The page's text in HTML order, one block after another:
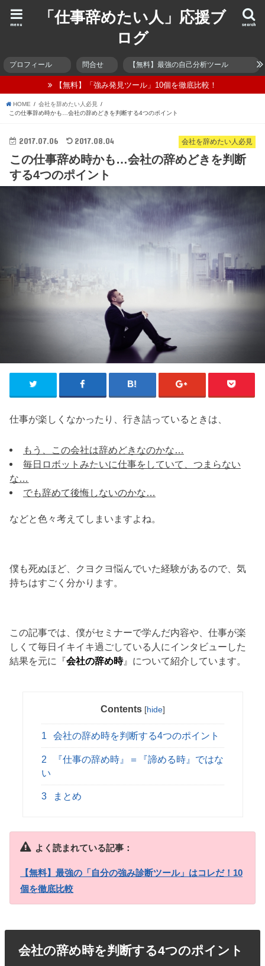
「仕事辞めたい人」応援ブ
ログ
search
menu
プロフィール 問合せ 【無料】最強の自己分析ツール
【無料】「強み発見ツール」10個を徹底比較！
HOME
会社を辞めたい人必見
この仕事辞め時かも…会社の辞めどきを判断する4つのポイント
会社を辞めたい人必見
2017.07.06 2017.08.04
この仕事辞め時かも…会社の辞めどきを判断
する4つのポイント
仕事が楽しくなかったり、行き詰っているときは、
もう、この会社は辞めどきなのかな…
毎日ロボットみたいに仕事をしていて、つまらない
な…
でも辞めて後悔しないのかな…
などと色々考えてしまいますよね。
僕も死ぬほど、クヨクヨ悩んでいた経験があるので、気
持ちはすごく分かります。
この記事では、僕がセミナーで学んだ内容や、仕事が楽
しくて毎日イキイキ過ごしている人にインタビューした
結果を元に『会社の辞め時』について紹介しています。
Contents [hide]
1 会社の辞め時を判断する4つのポイント
2
『仕事の辞め時』＝『諦める時』ではな
い
3 まとめ
よく読まれている記事：
【無料】最強の「自分の強み診断ツール」はコレだ！10
個を徹底比較
会社の辞め時を判断する4つのポイント